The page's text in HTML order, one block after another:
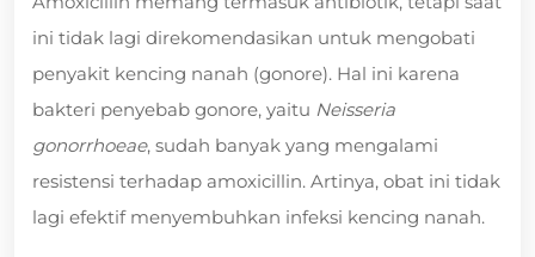
ini tidak lagi direkomendasikan untuk mengobati
penyakit kencing nanah (gonore). Hal ini karena
bakteri penyebab gonore, yaitu Neisseria
gonorrhoeae, sudah banyak yang mengalami
resistensi terhadap amoxicillin. Artinya, obat ini tidak
lagi efektif menyembuhkan infeksi kencing nanah.